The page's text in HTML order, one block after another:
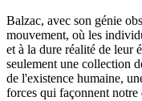
Balzac, avec son génie
mouvement, où les
et à la dure réalité de leur
seulement une collection
de l'existence humaine,
forces qui façonnent notre